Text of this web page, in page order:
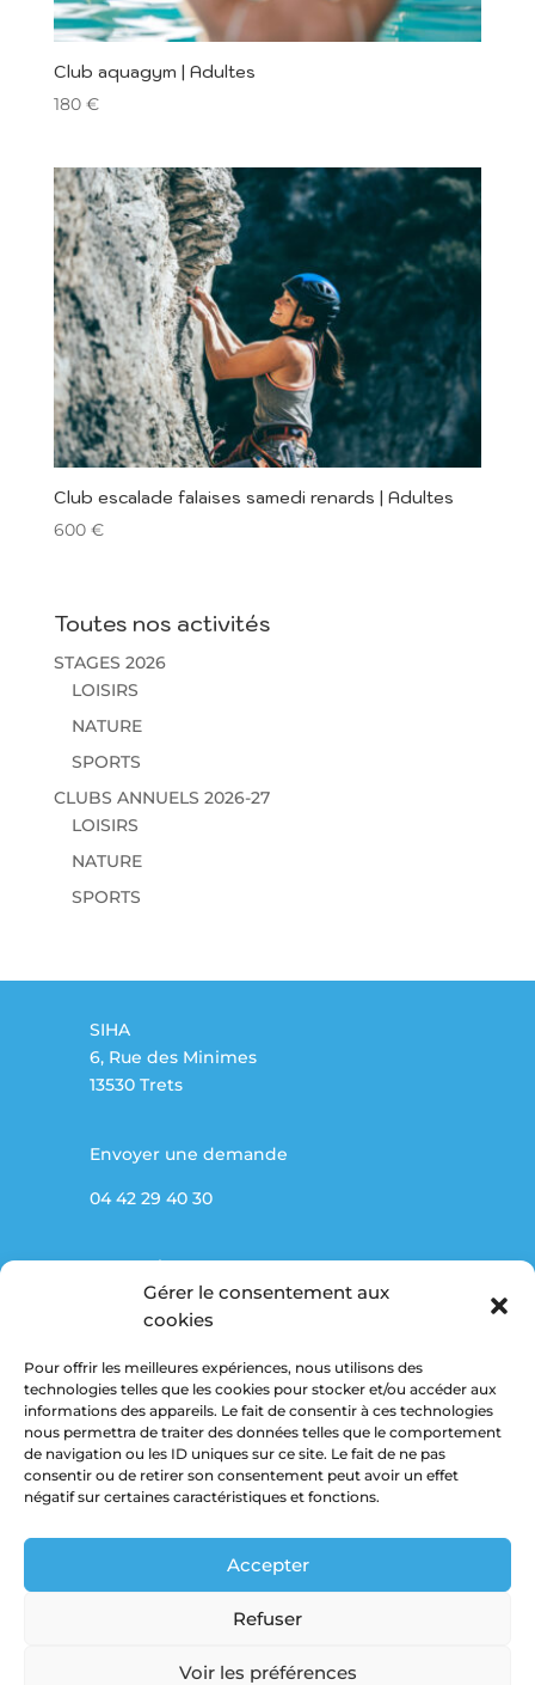
Gérer le consentement aux
cookies
Pour offrir les meilleures expériences, nous utilisons des
technologies telles que les cookies pour stocker et/ou accéder aux
informations des appareils. Le fait de consentir à ces technologies
nous permettra de traiter des données telles que le comportement
de navigation ou les ID uniques sur ce site. Le fait de ne pas
consentir ou de retirer son consentement peut avoir un effet
négatif sur certaines caractéristiques et fonctions.
Accepter
Refuser
Voir les préférences
Club aquagym | Adultes
180 €
Club escalade falaises samedi renards | Adultes
600 €
Toutes nos activités
STAGES 2026
LOISIRS
NATURE
SPORTS
CLUBS ANNUELS 2026-27
LOISIRS
NATURE
SPORTS
SIHA
6, Rue des Minimes
13530 Trets
Envoyer une demande
04 42 29 40 30
Partenaires
Marché public
Mentions légales
Politique de confidentialité
Suivez-nous